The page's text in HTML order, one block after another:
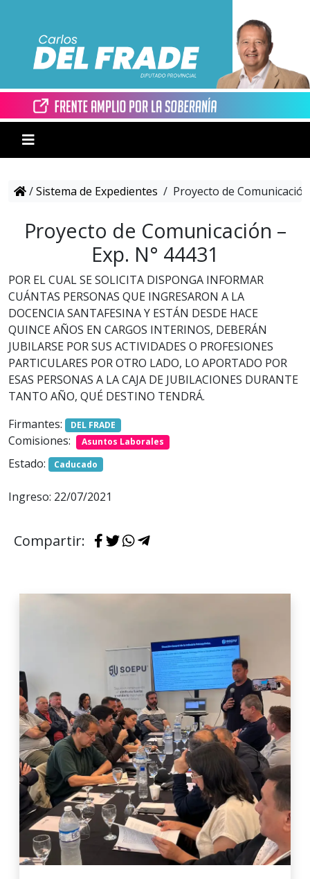
/Sistema de Expedientes / Proyecto de
Proyecto de Comunicación –
Exp. N° 44431
POR EL CUAL SE SOLICITA DISPONGA INFORMAR
CUÁNTAS PERSONAS QUE INGRESARON A LA
DOCENCIA SANTAFESINA Y ESTÁN DESDE HACE
QUINCE AÑOS EN CARGOS INTERINOS, DEBERÁN
JUBILARSE POR SUS ACTIVIDADES O PROFESIONES
PARTICULARES POR OTRO LADO, LO APORTADO POR
ESAS PERSONAS A LA CAJA DE JUBILACIONES DURANTE
TANTO AÑO, QUÉ DESTINO TENDRÁ.
Firmantes:
DEL FRADE
Comisiones: Asuntos Laborales
Estado: Caducado
Ingreso: 22/07/2021
Compartir: